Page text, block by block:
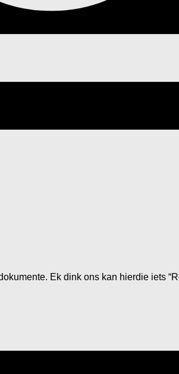
Ek dink ons kan hierdie iets